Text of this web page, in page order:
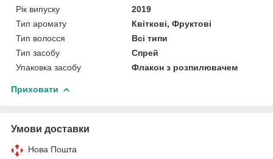
Рік випуску
2019
Тип аромату
Квіткові, Фруктові
Тип волосся
Всі типи
Тип засобу
Спрей
Упаковка засобу
Флакон з розпилювачем
Приховати
Умови доставки
Нова Пошта